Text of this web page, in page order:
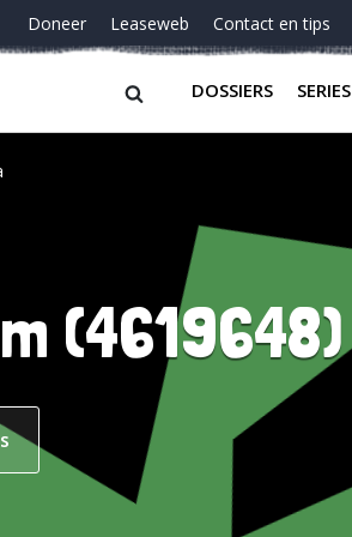
Doneer Leaseweb Contact en tips
DOSSIERS SERIES
(4619648)